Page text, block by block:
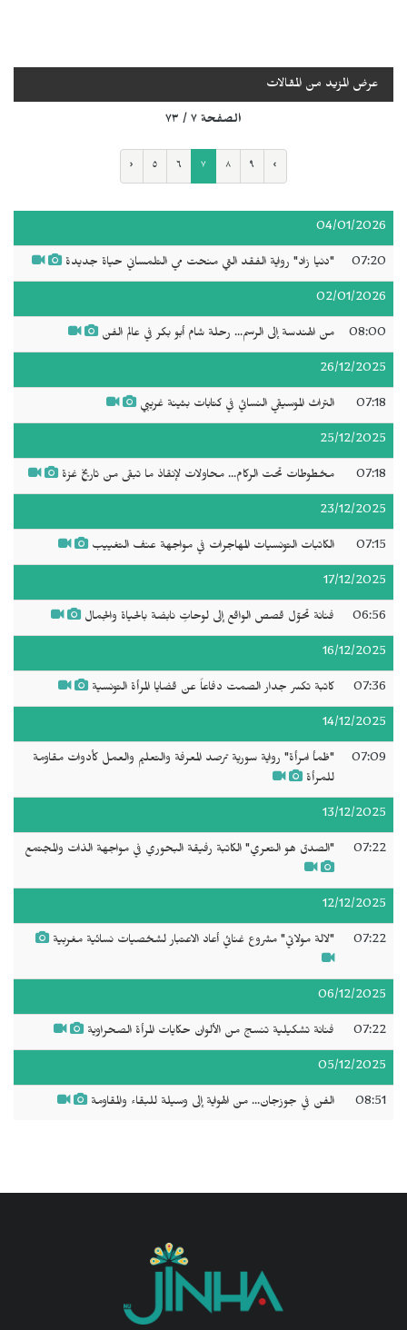
عرض المزيد من المقالات
الصفحة ٧ / ٧٣
‹ ٥ ٦ ٧ ٨ ٩ ›
04/01/2026
07:20 "دنيا زاد" رواية الفقد التي منحت مي التلمساني حياة جديدة
02/01/2026
08:00 من الهندسة إلى الرسم... رحلة شام أبو بكر في عالم الفن
26/12/2025
07:18 التراث الموسيقي النسائي في كتابات بثينة غريبي
25/12/2025
07:18 مخطوطات تحت الركام... محاولات لإنقاذ ما تبقى من تاريخ غزة
23/12/2025
07:15 الكاتبات التونسيات المهاجرات في مواجهة عنف التغييب
17/12/2025
06:56 فنانة تحوّل قصص الواقع إلى لوحاتٍ نابضة بالحياة والجمال
16/12/2025
07:36 كاتبة تكسر جدار الصمت دفاعاً عن قضايا المرأة التونسية
14/12/2025
07:09
"ظمأ امرأة" رواية سورية ترصد المعرفة والتعليم والعمل كأدوات مقاومة
للمرأة
13/12/2025
07:22 "الصدق هو التعري" الكاتبة رفيقة البحوري في مواجهة الذات والمجتمع
12/12/2025
07:22 "‬لالة مولاتي" مشروع غنائي أعاد الاعتبار لشخصيات نسائية مغربية
06/12/2025
07:22 فنانة تشكيلية تنسج من الألوان حكايات المرأة الصحراوية
05/12/2025
08:51 الفن في جوزجان... من الهواية إلى وسيلة للبقاء والمقاومة